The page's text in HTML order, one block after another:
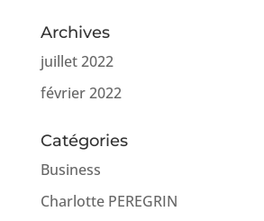
Archives
juillet 2022
février 2022
Catégories
Business
Charlotte PEREGRIN